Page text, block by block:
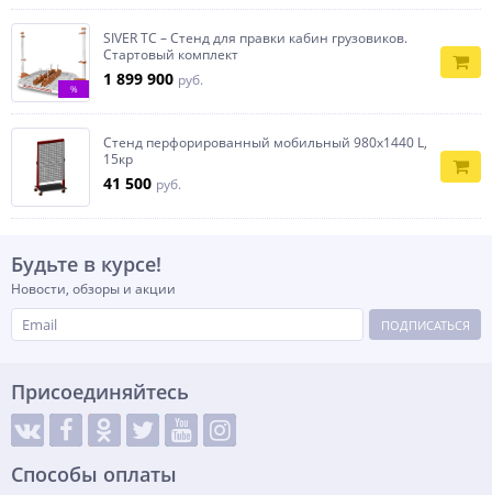
%
SIVER TC – Стенд для правки кабин грузовиков.
Стартовый комплект
1 899 900 руб.
Стенд перфорированный мобильный 980х1440 L,
15кр
41 500 руб.
Будьте в курсе!
Новости, обзоры и акции
ПОДПИСАТЬСЯ
Присоединяйтесь
Способы оплаты